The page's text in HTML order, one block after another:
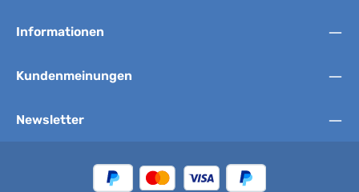
Informationen
Kundenmeinungen
Newsletter